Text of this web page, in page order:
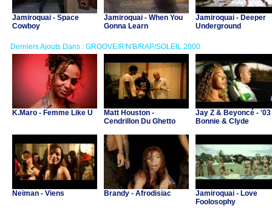
Jamiroquai - Space
Cowboy
Jamiroquai - When You
Gonna Learn
Jamiroquai - Deeper
Underground
Derniers Ajouts Dans : GROOVE/R'N'B/RAP/SOLEIL 2000
K.Maro - Femme Like U
Matt Houston -
Cendrillon Du Ghetto
Jay Z & Beyoncé - '03
Bonnie & Clyde
Neïman - Viens Brandy - Afrodisiac
Jamiroquai - Love
Foolosophy